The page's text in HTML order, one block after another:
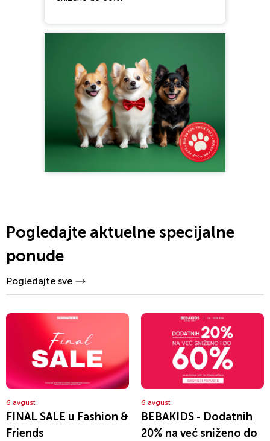
Pogledajte aktuelne specijalne
ponude
Pogledajte sve
6 avgust
FINAL SALE u Fashion &
Friends
6 avgust
BEBAKIDS - Dodatnih
20% na već sniženo do